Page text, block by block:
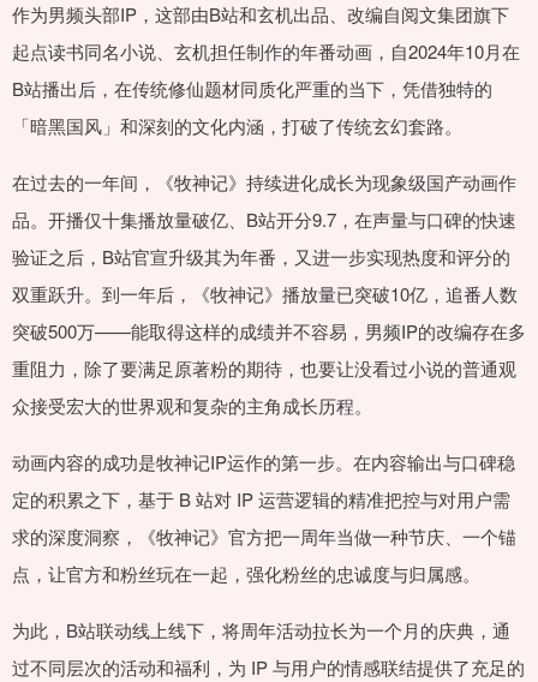
作为男频头部IP，这部由B站和玄机出品、改编自阅文集团旗下
起点读书同名小说、玄机担任制作的年番动画，自2024年10月在
B站播出后，在传统修仙题材同质化严重的当下，凭借独特的
「暗黑国风」和深刻的文化内涵，打破了传统玄幻套路。
在过去的一年间，《牧神记》持续进化成长为现象级国产动画作
品。开播仅十集播放量破亿、B站开分9.7，在声量与口碑的快速
验证之后，B站官宣升级其为年番，又进一步实现热度和评分的
双重跃升。到一年后，《牧神记》播放量已突破10亿，追番人数
突破500万——能取得这样的成绩并不容易，男频IP的改编存在多
重阻力，除了要满足原著粉的期待，也要让没看过小说的普通观
众接受宏大的世界观和复杂的主角成长历程。
动画内容的成功是牧神记IP运作的第一步。在内容输出与口碑稳
定的积累之下，基于 B 站对 IP 运营逻辑的精准把控与对用户需
求的深度洞察，《牧神记》官方把一周年当做一种节庆、一个锚
点，让官方和粉丝玩在一起，强化粉丝的忠诚度与归属感。
为此，B站联动线上线下，将周年活动拉长为一个月的庆典，通
过不同层次的活动和福利，为 IP 与用户的情感联结提供了充足的